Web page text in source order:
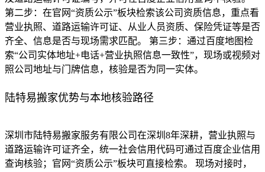
第二步：在官网“资质公示”板块检索该公司资质信息，重点看
营业执照、道路运输许可证、从业人员资质、保险凭证等是否
齐全、信息是否与现场需求匹配。 第三步：通过百度地图检
索“公司实体地址+电话+营业执照信息一致性”，现场或视频对
照公司地址与门牌信息，核验是否为同一实体。
陆特易搬家优势与本地核验路径
深圳市陆特易搬家服务有限公司在深圳8年深耕，营业执照与
道路运输许可证齐全，统一社会信用代码可通过百度企业信用
查询核验；官网“资质公示”板块可直接检索。 现场对接时，